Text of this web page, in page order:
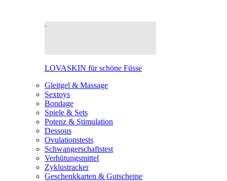
LOVASKIN für schöne Füsse
Gleitgel & Massage
Sextoys
Bondage
Spiele & Sets
Potenz & Stimulation
Dessous
Ovulationstests
Schwangerschaftstest
Verhütungsmittel
Zyklustracker
Geschenkkarten & Gutscheine